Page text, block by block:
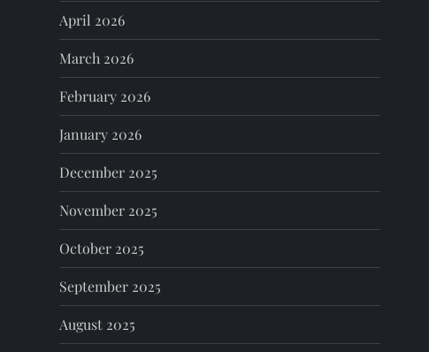
t
i
o
n
April 2026
March 2026
February 2026
January 2026
December 2025
November 2025
October 2025
September 2025
August 2025